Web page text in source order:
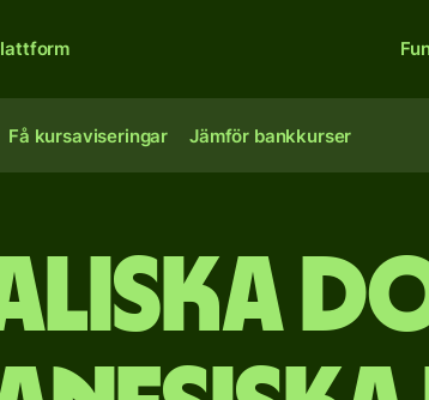
Få kursaviseringar Jämför bankkurser